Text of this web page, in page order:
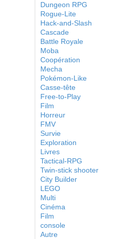
Dungeon RPG
Rogue-Lite
Hack-and-Slash
Cascade
Battle Royale
Moba
Coopération
Mecha
Pokémon-Like
Casse-tête
Free-to-Play
Film
Horreur
FMV
Survie
Exploration
Livres
Tactical-RPG
Twin-stick shooter
City Builder
LEGO
Multi
Cinéma
Film
console
Autre